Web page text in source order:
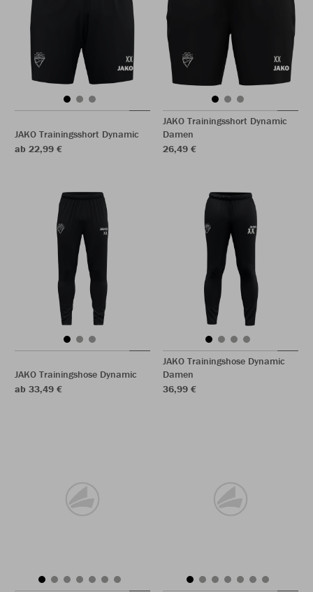
JAKO Trainingsshort Dynamic
ab 22,99 €
JAKO Trainingsshort Dynamic
Damen
26,49 €
JAKO Trainingshose Dynamic
ab 33,49 €
JAKO Trainingshose Dynamic
Damen
36,99 €